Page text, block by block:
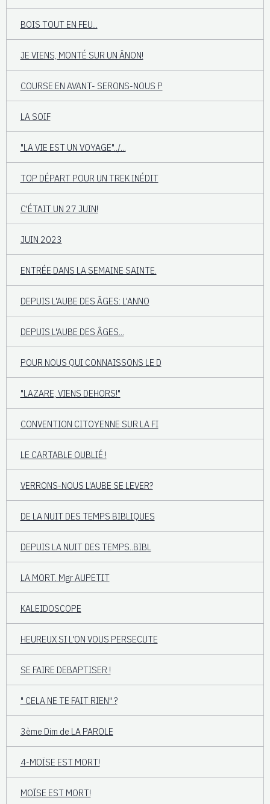
BOIS TOUT EN FEU...
JE VIENS, MONTÉ SUR UN ÂNON!
COURSE EN AVANT- SERONS-NOUS P
LA SOIF
"LA VIE EST UN VOYAGE"../...
TOP DÉPART POUR UN TREK INÉDIT
C'ÉTAIT UN 27 JUIN!
JUIN 2023
ENTRÉE DANS LA SEMAINE SAINTE.
DEPUIS L'AUBE DES ÂGES: L'ANNO
DEPUIS L'AUBE DES ÂGES...
POUR NOUS QUI CONNAISSONS LE D
"LAZARE, VIENS DEHORS!"
CONVENTION CITOYENNE SUR LA FI
LE CARTABLE OUBLIÉ !
VERRONS-NOUS L'AUBE SE LEVER?
DE LA NUIT DES TEMPS BIBLIQUES
DEPUIS LA NUIT DES TEMPS..BIBL
LA MORT. Mgr AUPETIT
KALEIDOSCOPE
HEUREUX SI L'ON VOUS PERSECUTE
SE FAIRE DEBAPTISER !
" CELA NE TE FAIT RIEN" ?
3ème Dim de LA PAROLE
4-MOÏSE EST MORT!
MOÏSE EST MORT!